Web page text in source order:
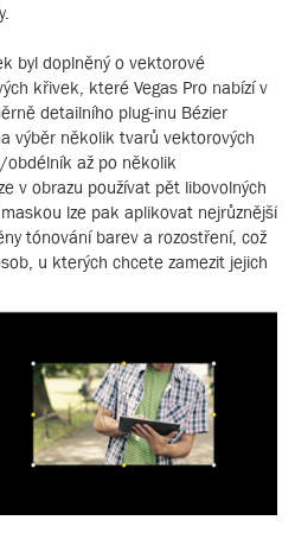
byl doplněný o vektorové
křivek, které Vegas Pro nabízí v
detailního plug-inu Bézier
výběr několik tvarů vektorových
až po několik
v obrazu používat pět libovolných
lze pak aplikovat nejrůznější
tónování barev a rozostření, což
u kterých chcete zamezit jejich